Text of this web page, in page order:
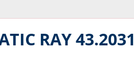
RAY 43.2031